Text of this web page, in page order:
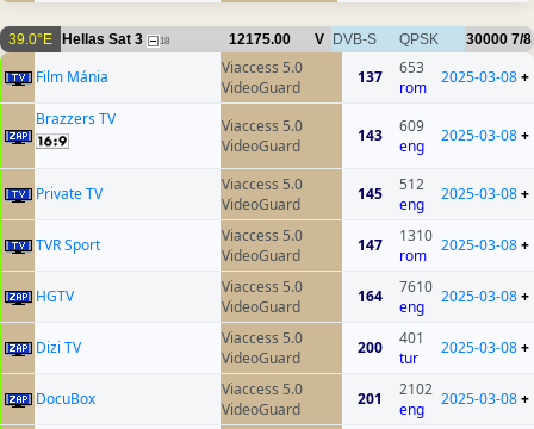
39.0°E Hellas Sat 3 18 12175.00 V DVB-S QPSK 30000 7/8
Film Mánia
Viaccess 5.0
VideoGuard
137
653
rom
2025-03-08+
Brazzers TV
Viaccess 5.0
VideoGuard
143
609
eng
2025-03-08+
Private TV
Viaccess 5.0
VideoGuard
145
512
eng
2025-03-08+
TVR Sport
Viaccess 5.0
VideoGuard
147
1310
rom
2025-03-08+
HGTV
Viaccess 5.0
VideoGuard
164
7610
eng
2025-03-08+
Dizi TV
Viaccess 5.0
VideoGuard
200
401
tur
2025-03-08+
DocuBox
Viaccess 5.0
VideoGuard
201
2102
eng
2025-03-08+